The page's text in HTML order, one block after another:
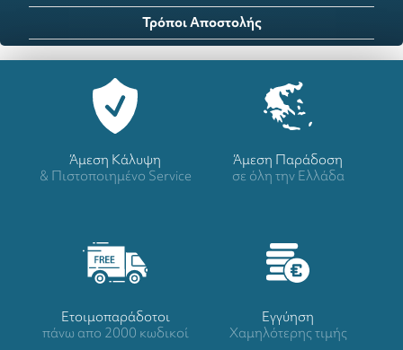
Τρόποι Αποστολής
Άμεση Κάλυψη
& Πιστοποιημένο Service
Άμεση Παράδοση
σε όλη την Ελλάδα
Ετοιμοπαράδοτοι
πάνω απο 2000 κωδικοί
Eγγύηση
Χαμηλότερης τιμής